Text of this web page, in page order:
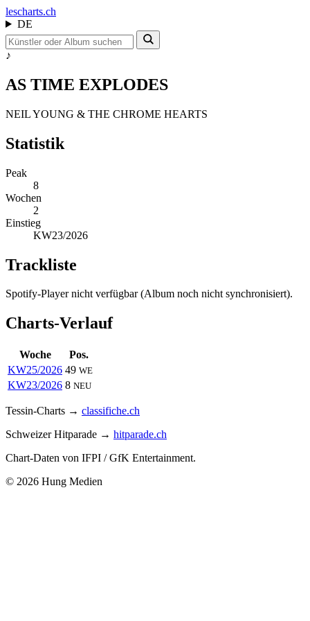
lescharts.ch
DE
♪
AS TIME EXPLODES
NEIL YOUNG & THE CHROME HEARTS
Statistik
Peak
8
Wochen
2
Einstieg
KW23/2026
Trackliste
Spotify-Player nicht verfügbar (Album noch nicht synchronisiert).
Charts-Verlauf
Woche
Pos.
KW25/2026 49 WE
KW23/2026 8 NEU
Tessin-Charts → classifiche.ch
Schweizer Hitparade → hitparade.ch
Chart-Daten von IFPI / GfK Entertainment.
© 2026 Hung Medien